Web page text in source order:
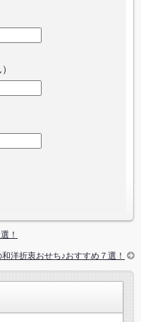
！
洋折衷おせち♪おすすめ７選！